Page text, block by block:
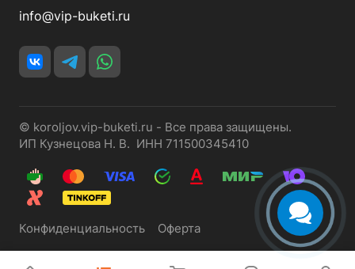
info@vip-buketi.ru
© koroljov.vip-buketi.ru - Все права защищены.
ИП Кузнецова Н. В. ИНН 711500345410
Конфиденциальность Оферта